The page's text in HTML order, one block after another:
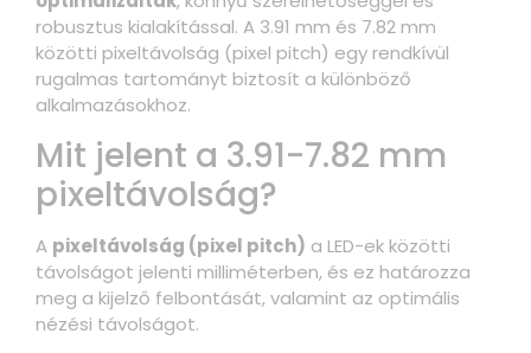
robusztus kialakítással. A 3.91 mm és 7.82 mm
közötti pixeltávolság (pixel pitch) egy rendkívül
rugalmas tartományt biztosít a különböző
alkalmazásokhoz.
Mit jelent a 3.91-7.82 mm
pixeltávolság?
A pixeltávolság (pixel pitch) a LED-ek közötti
távolságot jelenti milliméterben, és ez határozza
meg a kijelző felbontását, valamint az optimális
nézési távolságot.